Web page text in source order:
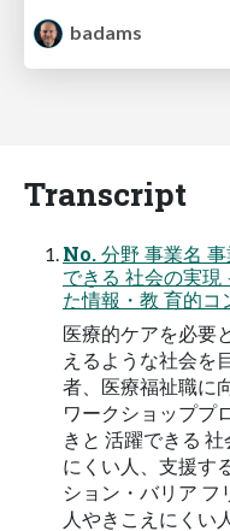
badams
Transcript
No. 分野 事業名
できる 社会の実現
た情報・教 育的コ
医療的ケアを必要
えるような社会を
者、医療福祉職に
ワークショッププ
きと 活躍できる
にくい人、支援す
ション・バリア フ
人やきこえにくい